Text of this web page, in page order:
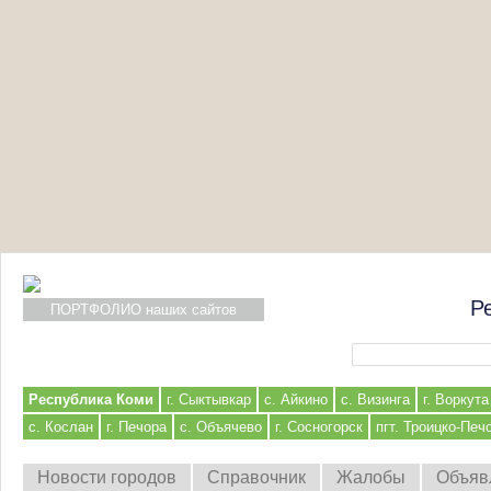
ПОРТФОЛИО наших сайтов
Республика Коми г. Сыктывкар с. Айкино с. Визинга
г. Воркута
с. Кослан
г. Печора с. Объячево г. Сосногорск пгт. Троицко-
Новости городов Справочник Жалобы